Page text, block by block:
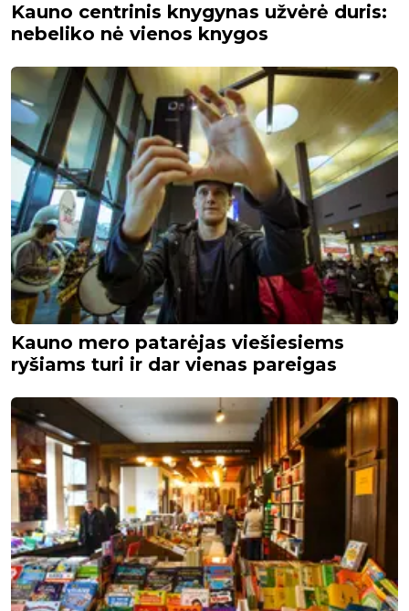
Kauno centrinis knygynas užvėrė duris:
nebeliko nė vienos knygos
Kauno mero patarėjas viešiesiems
ryšiams turi ir dar vienas pareigas